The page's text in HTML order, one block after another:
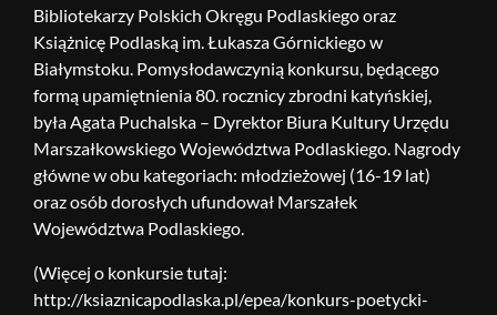
Bibliotekarzy Polskich Okręgu Podlaskiego oraz
Książnicę Podlaską im. Łukasza Górnickiego w
Białymstoku. Pomysłodawczynią konkursu, będącego
formą upamiętnienia 80. rocznicy zbrodni katyńskiej,
była Agata Puchalska – Dyrektor Biura Kultury Urzędu
Marszałkowskiego Województwa Podlaskiego. Nagrody
główne w obu kategoriach: młodzieżowej (16-19 lat)
oraz osób dorosłych ufundował Marszałek
Województwa Podlaskiego.
(Więcej o konkursie tutaj:
http://ksiaznicapodlaska.pl/epea/konkurs-poetycki-